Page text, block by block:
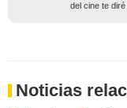
del cine te
Noticias